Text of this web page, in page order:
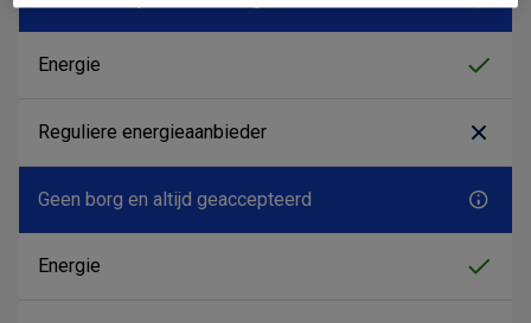
Geen borg en altijd geaccepteerd